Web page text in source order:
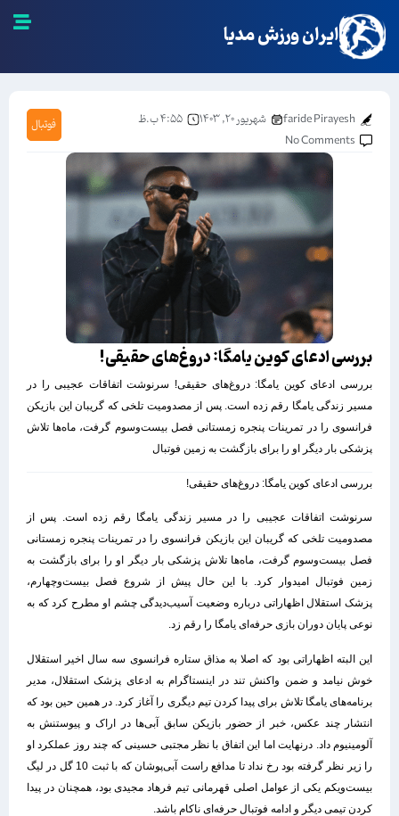
ایران ورزش مدیا
faride Pirayesh شهریور ۲۰, ۱۴۰۳
۴:۵۵ ب.ظ
No Comments
فوتبال
بررسی ادعای کوین یامگا: دروغ‌های حقیقی!
بررسی ادعای کوین یامگا: دروغ‌های حقیقی! سرنوشت اتفاقات عجیبی را در
مسیر زندگی یامگا رقم زده است. پس از مصدومیت تلخی که گریبان این بازیکن
فرانسوی را در تمرینات پنجره زمستانی فصل بیست‌وسوم گرفت، ماه‌ها تلاش
پزشکی بار دیگر او را برای بازگشت به زمین فوتبال
بررسی ادعای کوین یامگا: دروغ‌های حقیقی!
سرنوشت اتفاقات عجیبی را در مسیر زندگی یامگا رقم زده است. پس از
مصدومیت تلخی که گریبان این بازیکن فرانسوی را در تمرینات پنجره زمستانی
فصل بیست‌وسوم گرفت، ماه‌ها تلاش پزشکی بار دیگر او را برای بازگشت به
زمین فوتبال امیدوار کرد. با این حال پیش از شروع فصل بیست‌وچهارم،
پزشک استقلال اظهاراتی درباره وضعیت آسیب‌دیدگی چشم او مطرح کرد که به
نوعی پایان دوران بازی حرفه‌ای یامگا را رقم زد.
این البته اظهاراتی بود که اصلا به مذاق ستاره فرانسوی سه سال اخیر استقلال
خوش نیامد و ضمن واکنش تند در اینستاگرام به ادعای پزشک استقلال، مدیر
برنامه‌های یامگا تلاش برای پیدا کردن تیم دیگری را آغاز کرد. در همین حین بود که
انتشار چند عکس، خبر از حضور بازیکن سابق آبی‌ها در اراک و پیوستنش به
آلومینیوم داد. درنهایت اما این اتفاق با نظر مجتبی حسینی که چند روز عملکرد او
را زیر نظر گرفته بود رخ نداد تا مدافع راست آبی‌پوشان که با ثبت 10 گل در لیگ
بیست‌ویکم یکی از عوامل اصلی قهرمانی تیم فرهاد مجیدی بود، همچنان در پیدا
کردن تیمی دیگر و ادامه فوتبال حرفه‌ای ناکام باشد.